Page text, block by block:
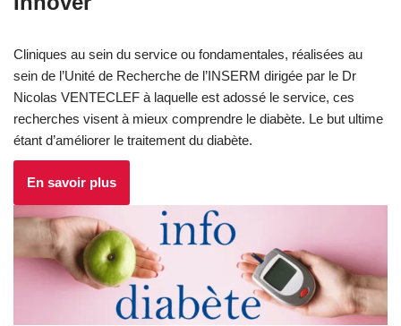
Cliniques au sein du service ou fondamentales, réalisées au
sein de l’Unité de Recherche de l’INSERM dirigée par le Dr
Nicolas VENTECLEF à laquelle est adossé le service, ces
recherches visent à mieux comprendre le diabète. Le but ultime
étant d’améliorer le traitement du diabète.
En savoir plus